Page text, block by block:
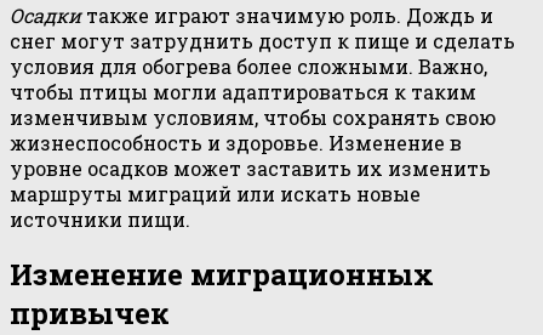
Осадкитакже играют значимую роль. Дождь и
снег могут затруднить доступ к пище и сделать
условия для обогрева более сложными. Важно,
чтобы птицы могли адаптироваться к таким
изменчивым условиям, чтобы сохранять свою
жизнеспособность и здоровье. Изменение в
уровне осадков может заставить их изменить
маршруты миграций или искать новые
источники пищи.
Изменение миграционных
привычек